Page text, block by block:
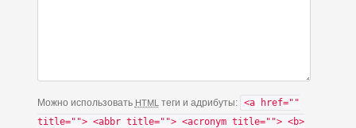
Можно использовать HTML теги и адрибуты: <a href=""
title=""> <abbr title=""> <acronym title=""> <b>